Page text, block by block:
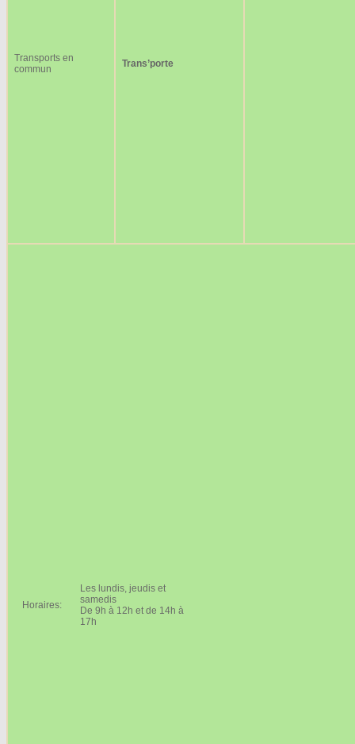
Transports en
commun
Trans’porte
Horaires:
Les lundis, jeudis et
samedis
De 9h à 12h et de 14h à
17h